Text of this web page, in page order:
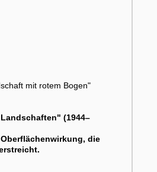
mit rotem Bogen"
(1944–
die